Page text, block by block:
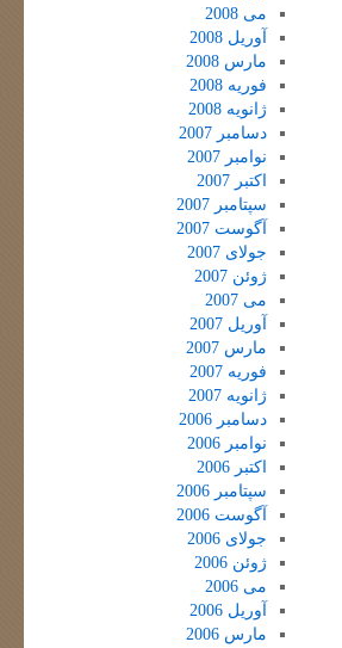
می 2008
آوریل 2008
مارس 2008
فوریه 2008
ژانویه 2008
دسامبر 2007
نوامبر 2007
اکتبر 2007
سپتامبر 2007
آگوست 2007
جولای 2007
ژوئن 2007
می 2007
آوریل 2007
مارس 2007
فوریه 2007
ژانویه 2007
دسامبر 2006
نوامبر 2006
اکتبر 2006
سپتامبر 2006
آگوست 2006
جولای 2006
ژوئن 2006
می 2006
آوریل 2006
مارس 2006